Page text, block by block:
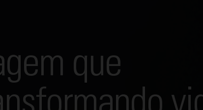
que